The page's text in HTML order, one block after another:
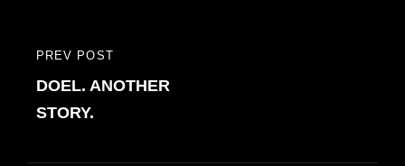
Bericht
navigatie
PREVIOUS
POST
PREV POST
DOEL. ANOTHER
STORY.